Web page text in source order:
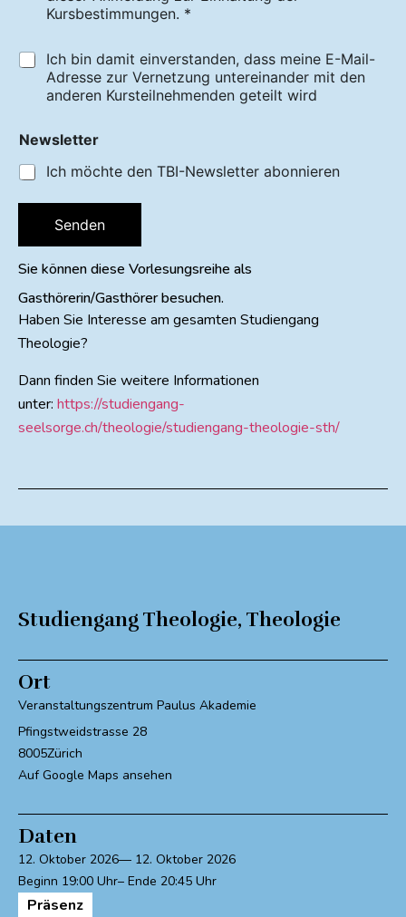
Kursbestimmungen. *
Ich bin damit einverstanden, dass meine E-Mail-
Adresse zur Vernetzung untereinander mit den
anderen Kursteilnehmenden geteilt wird
Newsletter
Ich möchte den TBI-Newsletter abonnieren
Senden
Sie können diese Vorlesungsreihe als
Gasthörerin/Gasthörer besuchen.
Haben Sie Interesse am gesamten Studiengang
Theologie?
Dann finden Sie weitere Informationen
unter: https://studiengang-
seelsorge.ch/theologie/studiengang-theologie-sth/
Studiengang Theologie, Theologie
Ort
Veranstaltungszentrum Paulus Akademie
Pfingstweidstrasse 28
8005Zürich
Auf Google Maps ansehen
Daten
12. Oktober 2026
12. Oktober 2026
19:00
20:45
Präsenz